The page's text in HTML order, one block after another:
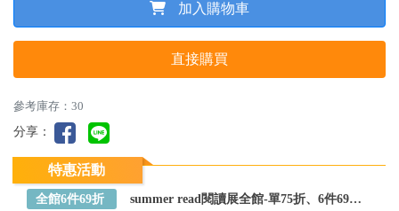
加入購物車
直接購買
參考庫存：30
分享：
特惠活動
全館6件69折 summer read閱讀展全館-單75折、6件69折～全館任選